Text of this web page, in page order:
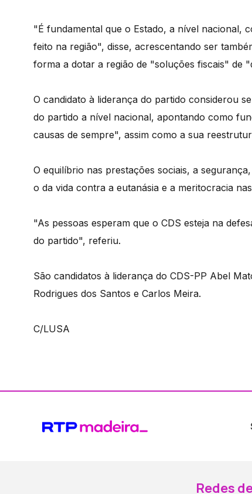
"É fundamental que o Estado, a nível nacional,
feito na região", disse, acrescentando ser
forma a dotar a região de "soluções fiscais" de
O candidato à liderança do partido considerou
do partido a nível nacional, apontando como
causas de sempre", assim como a sua
O equilíbrio nas prestações sociais, a
o da vida contra a eutanásia e a meritocracia
"As pessoas esperam que o CDS esteja na
do partido", referiu.
São candidatos à liderança do CDS-PP Abel
Rodrigues dos Santos e Carlos Meira.
C/LUSA
Redes